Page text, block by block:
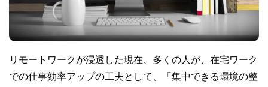
リモートワークが浸透した現在、多くの人が、在宅ワーク
での仕事効率アップの工夫として、「集中できる環境の整